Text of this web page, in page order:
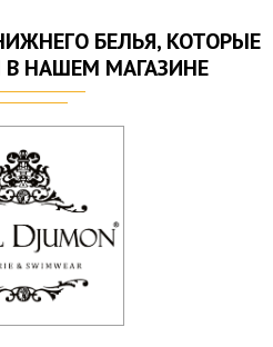
БЕЛЬЯ, КОТОРЫЕ
НАШЕМ МАГАЗИНЕ